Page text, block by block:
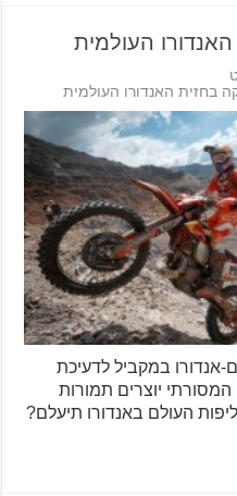
העולמית
בחזית האנדורו העולמית
אנדורו במקביל לדעיכת
המסורתי יוצרים תמורות
העולם באנדורו תיעלם?